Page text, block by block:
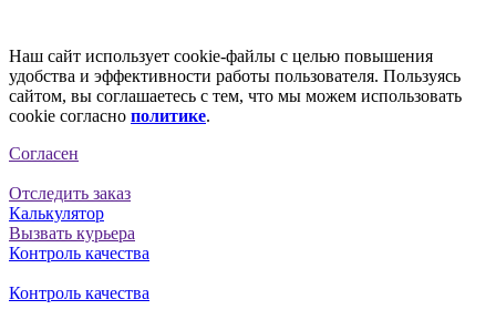
Наш сайт использует cookie-файлы с целью повышения
удобства и эффективности работы пользователя. Пользуясь
сайтом, вы соглашаетесь с тем, что мы можем использовать
cookie согласно политике.
Согласен
Отследить заказ
Калькулятор
Вызвать курьера
Контроль качества
Контроль качества